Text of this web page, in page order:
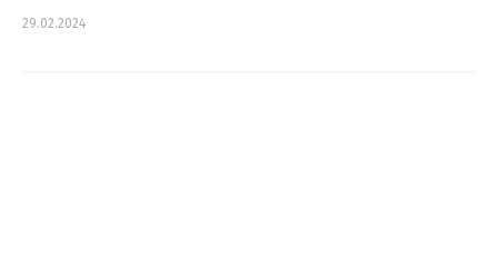
29.02.2024